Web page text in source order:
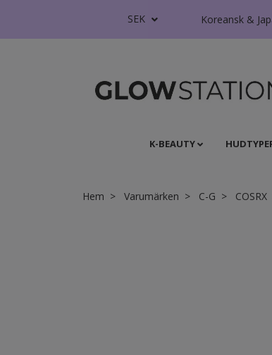
SEK Koreansk &
K-BEAUTY
Hem Varumärken C-G COSRX